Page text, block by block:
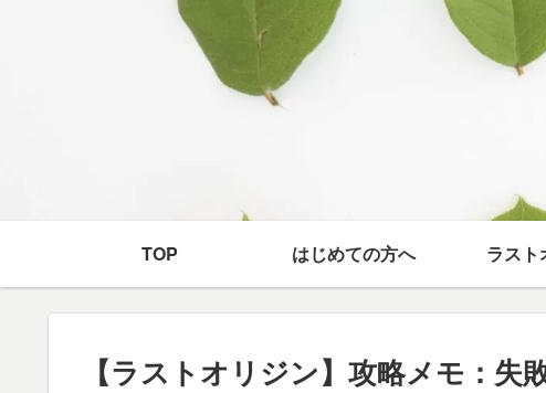
TOP はじめての方へ ラスト
【ラストオリジン】攻略メモ：失